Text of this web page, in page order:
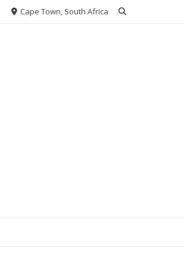
Cape Town, South Africa